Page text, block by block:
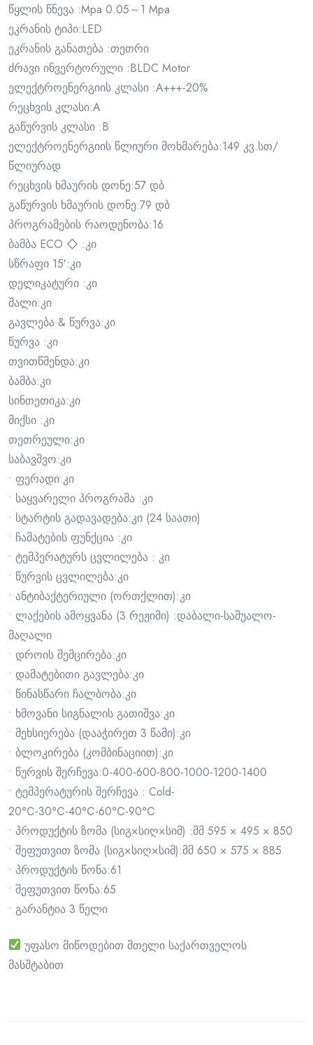
წყლის წნევა :Mpa 0.05～1 Mpa
ეკრანის ტიპი:LED
ეკრანის განათება :თეთრი
ძრავი ინვერტორული :BLDC Motor
ელექტროენერგიის კლასი :A+++-20%
რეცხვის კლასი:A
გაწურვის კლასი :B
ელექტროენერგიის წლიური მოხმარება:149 კვ.სთ/
წლიურად
რეცხვის ხმაურის დონე:57 დბ
გაწურვის ხმაურის დონე:79 დბ
პროგრამების რაოდენობა:16
ბამბა ECO ◇ :კი
სწრაფი 15′:კი
დელიკატური :კი
შალი:კი
გავლება & წურვა:კი
წურვა :კი
თვითწმენდა:კი
ბამბა:კი
სინთეთიკა:კი
მიქსი :კი
თეთრეული:კი
საბავშვო:კი
• ფერადი:კი
• საყვარელი პროგრამა :კი
• სტარტის გადავადება:კი (24 საათი)
• ჩამატების ფუნქცია :კი
• ტემპერატურს ცვლილება : კი
• წურვის ცვლილება:კი
• ანტიბაქტერიული (ორთქლით):კი
• ლაქების ამოყვანა (3 რეჟიმი) :დაბალი-საშუალო-
მაღალი
• დროის შემცირება:კი
• დამატებითი გავლება:კი
• წინასწარი ჩალბობა:კი
• ხმოვანი სიგნალის გათიშვა:კი
• მეხსიერება (დააჭირეთ 3 წამი):კი
• ბლოკირება (კომბინაციით):კი
• წურვის შერჩევა:0-400-600-800-1000-1200-1400
• ტემპერატურის შერჩევა : Cold-
20℃-30℃-40℃-60℃-90℃
• პროდუქტის ზომა (სიგ×სიღ×სიმ) :მმ 595 × 495 × 850
• შეფუთვით ზომა (სიგ×სიღ×სიმ):მმ 650 × 575 × 885
• პროდუქტის წონა:61
• შეფუთვით წონა:65
• გარანტია 3 წელი
უფასო მიწოდებით მთელი საქართველოს
მასშტაბით